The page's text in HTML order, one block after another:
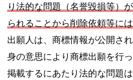
り法的な問題（名誉毀損等）
られることから削除依頼等に
出願人は、商標情報が公開さ
身の意思により商標出願を行
掲載するにあたり法的な問題